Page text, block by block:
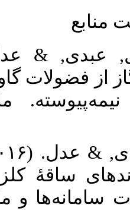
۱. [۱] تقی نژاد, جبراییل, عبدی, & عدل. (۲۰۱۸).
گاوی در هاضم
ماشین های
۲. [۲] صفری, محمود, عبدی, & عدل. (۲۰۱۶). بررسی
محتویات
مکانیزاسیون